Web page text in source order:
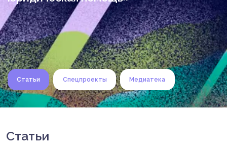
Статьи Спецпроекты Медиатека
Статьи